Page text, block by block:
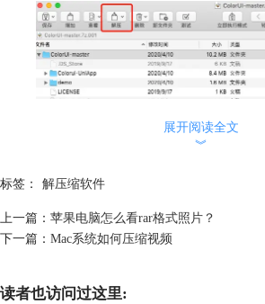
如果我们想像归档实用工具那样，不进入界面
也可以利用BetterZip软件自带的预设设置，在压
展开阅读全文
︾
标签： 解压缩软件
上一篇： 苹果电脑怎么看rar格式照片？
下一篇： Mac系统如何压缩视频
读者也访问过这里: